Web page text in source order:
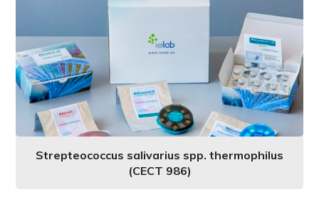
Strepteococcus salivarius spp. thermophilus
(CECT 986)